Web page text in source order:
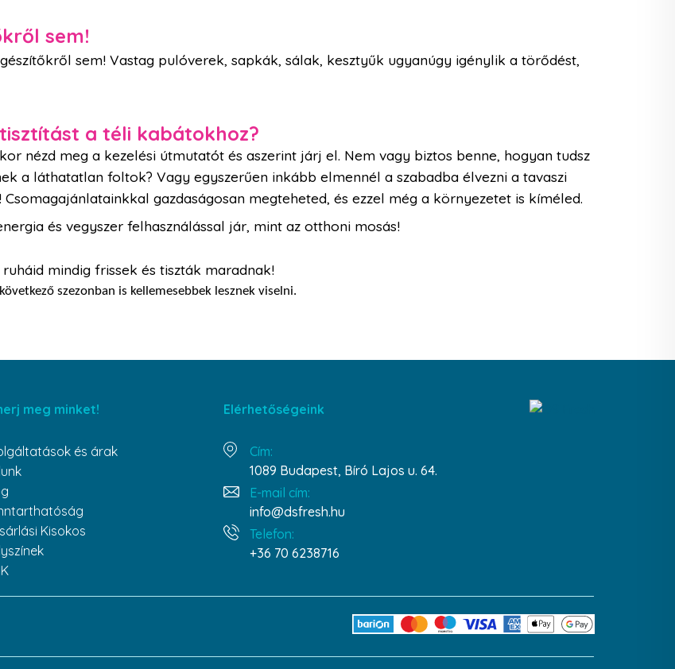
sem!
sem! Vastag pulóverek, sapkák, sálak, kesztyűk ugyanúgy igénylik a törődést,
a téli kabátokhoz?
nézd meg a kezelési útmutatót és aszerint járj el. Nem vagy biztos benne, hogyan tudsz
a láthatatlan foltok? Vagy egyszerűen inkább elmennél a szabadba élvezni a tavaszi
gazdaságosan megteheted, és ezzel még a környezetet is kíméled.
és vegyszer felhasználással jár, mint az otthoni mosás!
mindig frissek és tiszták maradnak!
szezonban is kellemesebbek lesznek viselni.
meg minket!
és árak
Kisokos
Elérhetőségeink
Cím:
1089 Budapest, Bíró Lajos u. 64.
E-mail cím:
info@dsfresh.hu
Telefon:
+36 70 6238716